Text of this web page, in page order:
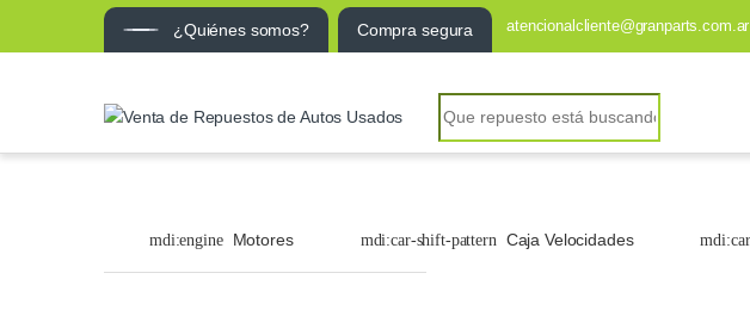
¿Quiénes somos? Compra segura atencionalcliente@granparts.com.ar
Search for:
Motores Caja Velocidades